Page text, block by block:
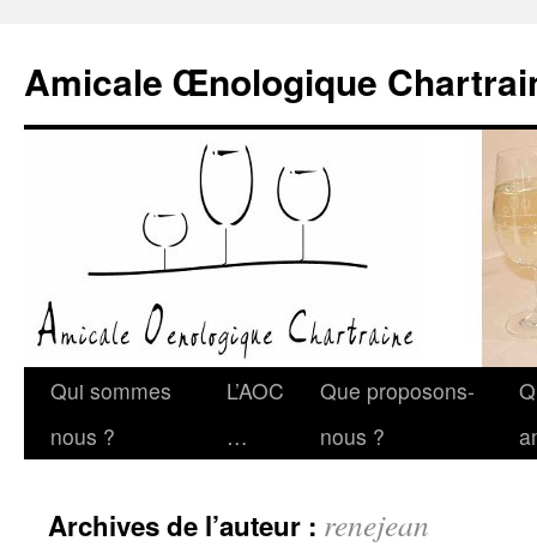
Amicale Œnologique
Qui sommes
nous ?
L’AOC
…
Que proposons-
nous ?
Archives de l’auteur : renejean